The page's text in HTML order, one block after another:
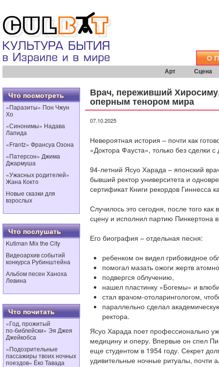
О
Арт Сцена
Что посмотреть
«Паразиты» Пон Чжун
Хо
«Синонимы» Надава
Лапида
«Frantz» Франсуа Озона
«Патерсон» Джима
Джармуша
«Ужасных родителей»
Жана Кокто
Новые сказки для
взрослых
Что послушать
Kutiman Mix the City
Видеоархив событий
конкурса Рубинштейна
Альбом песен Ханоха
Левина
Что почитать
«Год, прожитый
по‑библейски» Эя Джея
Джейкобса
«Подозрительные
пассажиры твоих ночных
поездов» Ёко Тавада
Врач, переживший
оперным тенором мира
07.10.2025
Невероятная история – почти как
«Доктора Фауста», только без сделки
94-летний Ясуо Харада – японский
бывший ректор университета и
сертификат Книги рекордов Гиннесса
Случилось это сегодня, после того
сцену и исполнил партию
Его биография – отдельная песня:
ребенком он видел грибовидное
помогал мазать ожоги жертв
подвергся облучению,
нашел пластинку «Богемы» и
стал врачом-отоларингологом,
параллельно сделал
ректора.
Ясуо Харада поет профессионально
медицину и оперу. Впервые он спел
еще студентом в 1954 году. Секрет
удивительные ночные ритуалы, почти